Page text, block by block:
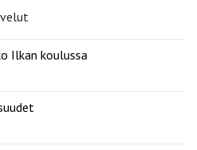
Ilkan koulussa